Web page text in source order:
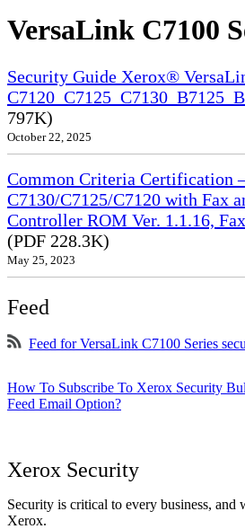
VersaLink C7100
Security Guide Xerox®
797K)
October 22, 2025
Common Criteria Certification
C7130/C7125/C7120 with Fax
Controller ROM Ver. 1.1.16,
(PDF 228.3K)
May 25, 2023
Feed
Feed for VersaLink C7100 Series
How To Subscribe To Xerox Security
Feed Email Option?
Xerox Security
Security is critical to every business, and
Xerox.